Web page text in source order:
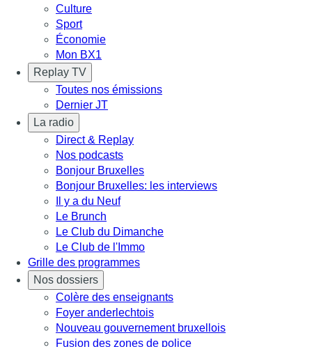
Culture
Sport
Économie
Mon BX1
Replay TV
Toutes nos émissions
Dernier JT
La radio
Direct & Replay
Nos podcasts
Bonjour Bruxelles
Bonjour Bruxelles: les interviews
Il y a du Neuf
Le Brunch
Le Club du Dimanche
Le Club de l'Immo
Grille des programmes
Nos dossiers
Colère des enseignants
Foyer anderlechtois
Nouveau gouvernement bruxellois
Fusion des zones de police